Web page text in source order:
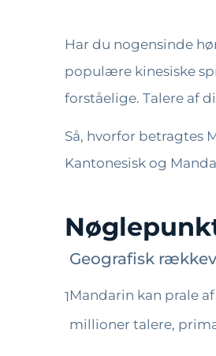
Har du nogensinde
populære kinesiske
forståelige. Talere af
Så, hvorfor betragtes
Kantonesisk og
1
Geografisk
Mandarin kan prale
millioner talere,